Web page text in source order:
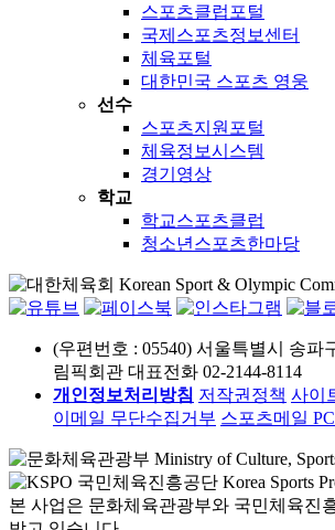
스포츠클럽포털
국제스포츠정보센터
체육포털
대한민국 스포츠 영웅
선수
스포츠지원포털
체육정보시스템
경기영상
학교
학교스포츠클럽
청소년스포츠한마당
(우편번호 : 05540) 서울특별시 송파
림픽회관 대표전화 02-2144-8114
개인정보처리방침 저작권정책 사이
이메일 무단수집거부 스포츠메일
본 사업은 문화체육관광부와 국민체육진